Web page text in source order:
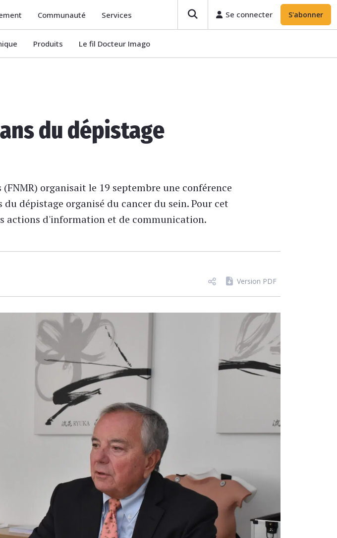
Communauté Services Se connecter S'abonner
Produits Le fil Docteur Imago
du dépistage
organisait le 19 septembre une conférence
du dépistage organisé du cancer du sein. Pour cet
actions d'information et de communication.
Version PDF